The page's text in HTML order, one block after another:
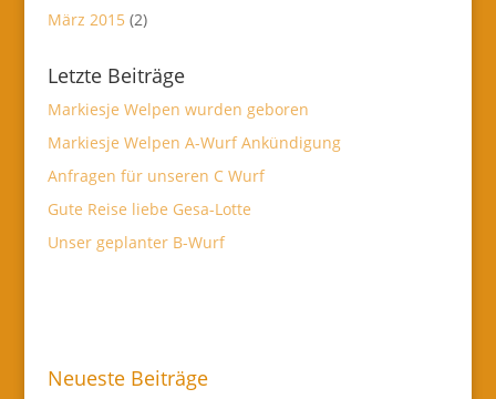
März 2015 (2)
Letzte Beiträge
Markiesje Welpen wurden geboren
Markiesje Welpen A-Wurf Ankündigung
Anfragen für unseren C Wurf
Gute Reise liebe Gesa-Lotte
Unser geplanter B-Wurf
Neueste Beiträge